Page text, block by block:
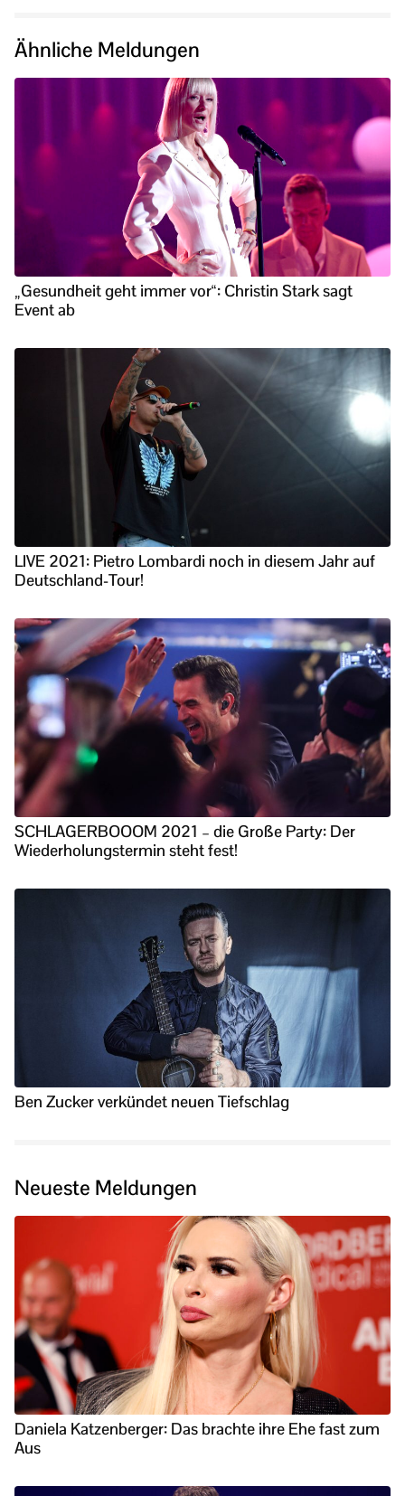
Ähnliche Meldungen
„Gesundheit geht immer vor“: Christin Stark sagt
Event ab
LIVE 2021: Pietro Lombardi noch in diesem Jahr auf
Deutschland-Tour!
SCHLAGERBOOOM 2021 – die Große Party: Der
Wiederholungstermin steht fest!
Ben Zucker verkündet neuen Tiefschlag
Neueste Meldungen
Daniela Katzenberger: Das brachte ihre Ehe fast zum
Aus